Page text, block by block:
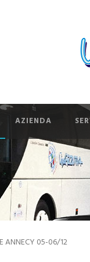
AZIENDA
ANNECY 05-06/12